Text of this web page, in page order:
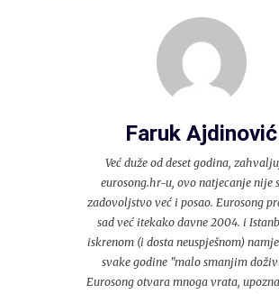
Faruk Ajdinović
Već duže od deset godina,
eurosong.hr-u, ovo natjecanje nije
zadovoljstvo već i posao. Eurosong
sad već itekako davne 2004. i
iskrenom (i dosta neuspješnom)
svake godine "malo smanjim
Eurosong otvara mnoga vrata,